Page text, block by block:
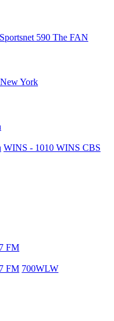
590 The FAN
York
WINS - 1010 WINS CBS
FM
FM 700WLW